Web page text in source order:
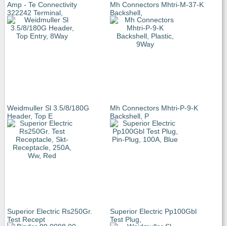
Amp - Te Connectivity
322242 Terminal,
Mh Connectors Mhtri-M-37-K
Backshell,
Weidmuller Sl 3.5/8/180G
Header, Top E
Mh Connectors Mhtri-P-9-K
Backshell, P
Superior Electric Rs250Gr.
Test Recept
Superior Electric Pp100Gbl
Test Plug,